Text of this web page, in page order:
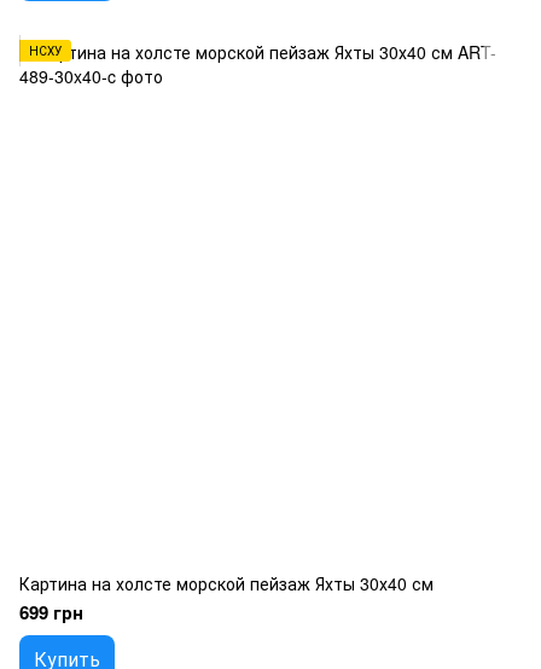
НСХУ
Картина на холсте морской пейзаж Яхты 30х40 см
699 грн
Купить